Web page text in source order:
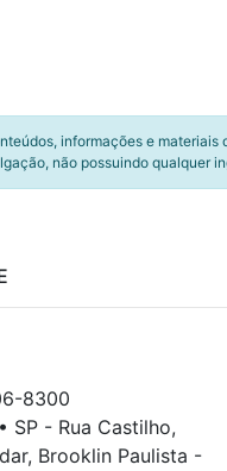
informações e
não possuindo qualquer
8300
SP - Rua Castilho,
Brooklin Paulista -